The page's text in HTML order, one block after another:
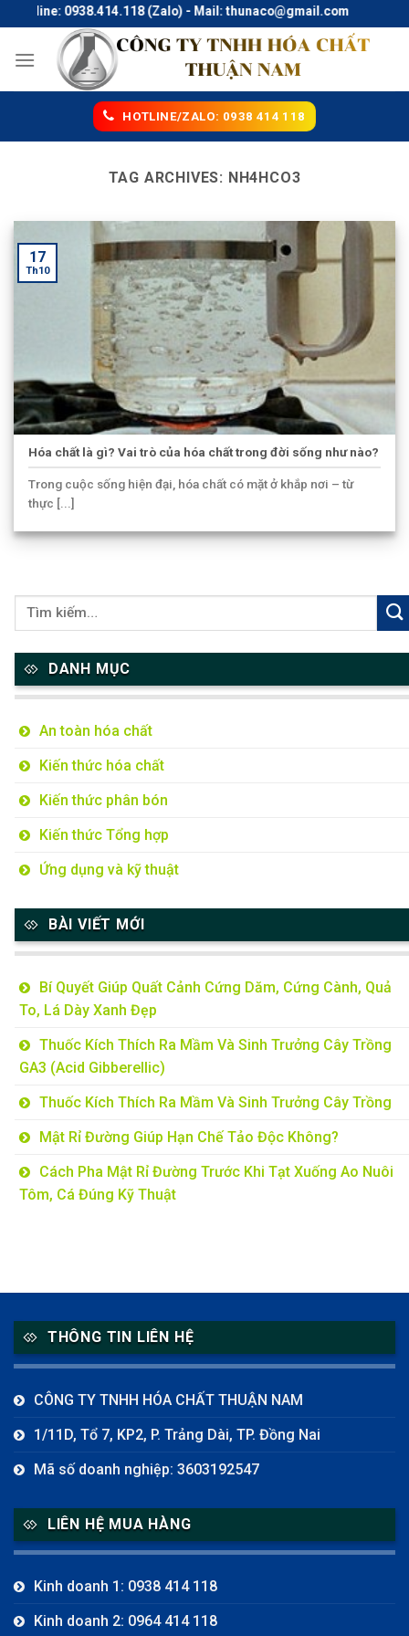
to
content
Hotline: 0938.414.118 (Zalo) - Mail: thunaco@gmail.com
HOTLINE/ZALO: 0938 414 118
TAG ARCHIVES: NH4HCO3
Hóa chất là gì? Vai trò của hóa chất trong đời sống như nào?
Trong cuộc sống hiện đại, hóa chất có mặt ở khắp nơi – từ
thực [...]
17
Th10
DANH MỤC
An toàn hóa chất
Kiến thức hóa chất
Kiến thức phân bón
Kiến thức Tổng hợp
Ứng dụng và kỹ thuật
BÀI VIẾT MỚI
Bí Quyết Giúp Quất Cảnh Cứng Dăm, Cứng Cành, Quả
To, Lá Dày Xanh Đẹp
Thuốc Kích Thích Ra Mầm Và Sinh Trưởng Cây Trồng
GA3 (Acid Gibberellic)
Thuốc Kích Thích Ra Mầm Và Sinh Trưởng Cây Trồng
Mật Rỉ Đường Giúp Hạn Chế Tảo Độc Không?
Cách Pha Mật Rỉ Đường Trước Khi Tạt Xuống Ao Nuôi
Tôm, Cá Đúng Kỹ Thuật
THÔNG TIN LIÊN HỆ
CÔNG TY TNHH HÓA CHẤT THUẬN NAM
1/11D, Tổ 7, KP2, P. Trảng Dài, TP. Đồng Nai
Mã số doanh nghiệp: 3603192547
LIÊN HỆ MUA HÀNG
Kinh doanh 1: 0938 414 118
Kinh doanh 2: 0964 414 118